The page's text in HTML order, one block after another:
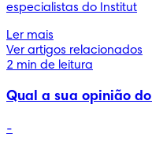
especialistas do Institut
Ler mais
Ver artigos relacionados
2 min de leitura
Qual a sua opinião
-